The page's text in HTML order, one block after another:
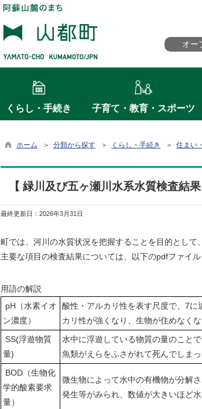
オー
くらし・手続き 子育て・教育・スポーツ
ホーム ＞ 分類から探す ＞ くらし・手続き ＞ 住まい
【 緑川及び五ヶ瀬川水系水質検査結
最終更新日： 2026年3月31日
町では、河川の水質状況を把握することを目的として
主要な項目の検査結果については、以下のpdfファイル
用語の解説
pH（水素イオ
ン濃度）
酸性・アルカリ性を表す尺度で、7
カリ性が強くなり、生物が住めなくな
SS(浮遊物質
量)
水中に浮遊している物質の量のこと
魚類がえらをふさがれて死んでしま
BOD（生物化
学的酸素要求
量）
微生物によって水中の有機物が分解
発生等がみられ、数値が大きいほど